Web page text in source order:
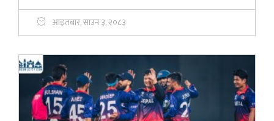
आइतबार, साउन ३, २०८३